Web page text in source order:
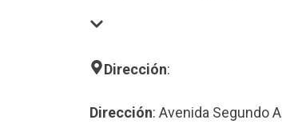
Dirección:
Dirección: Avenida Segundo